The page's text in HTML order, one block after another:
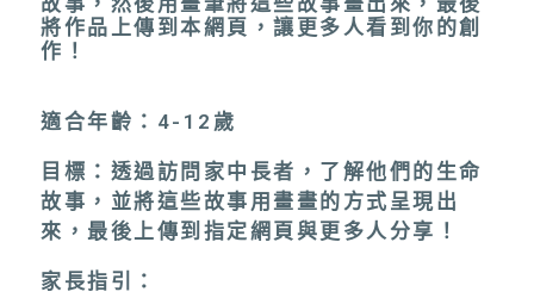
將作品上傳到本網頁，讓更多人看到你的創
作！
適合年齡：4-12歲
目標：透過訪問家中長者，了解他們的生命
故事，並將這些故事用畫畫的方式呈現出
來，最後上傳到指定網頁與更多人分享！
家長指引：